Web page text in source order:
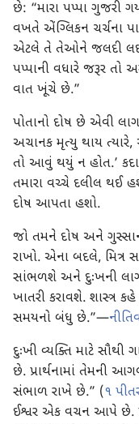
છે: “મારા પપ્પા ગુજરી
વખતે એંગ્લિકન ચર્ચના
એટલે તે તેઓને જલદી
પપ્પાની વધારે જરૂર
વાત ખૂંચે છે.”
પોતાનો દોષ છે એવી
અચાનક મૃત્યુ થાય
તો આવું થયું ન હોત.’
તમારા વચ્ચે દલીલ થઈ
દોષ આપતા હશો.
જો તમને દોષ અને
રાખો. એના બદલે, મિત્ર
સાંભળશે અને દુઃખની
ખાતરી કરાવશે. શાસ્ત્ર
સમયનો બંધુ છે.”—
દુઃખી વ્યક્તિ માટે સૌથી
છે. પ્રાર્થનામાં તેમની
સંભાળ રાખે છે.” (૧
ઈશ્વર એક વચન આપે છે.